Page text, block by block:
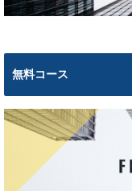
無料コース